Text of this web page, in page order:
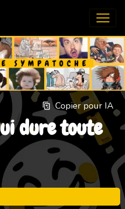
Copier pour IA
dure toute